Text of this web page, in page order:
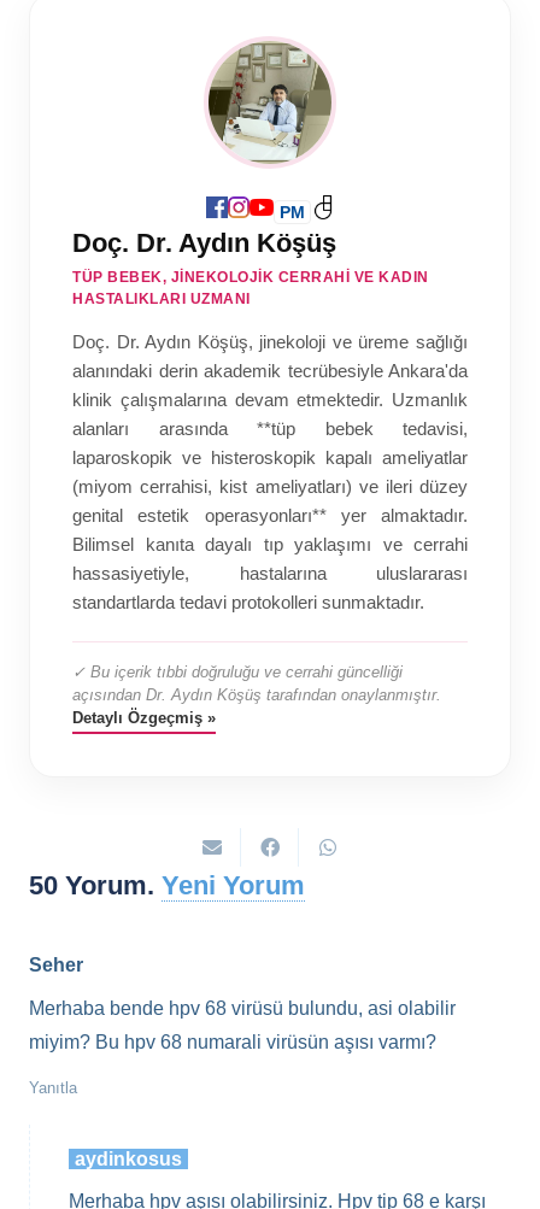
PM
Doç. Dr. Aydın Köşüş
TÜP BEBEK, JINEKOLOJIK CERRAHI VE KADIN
HASTALIKLARI UZMANI
Doç. Dr. Aydın Köşüş, jinekoloji ve üreme sağlığı
alanındaki derin akademik tecrübesiyle Ankara'da
klinik çalışmalarına devam etmektedir. Uzmanlık
alanları arasında **tüp bebek tedavisi,
laparoskopik ve histeroskopik kapalı ameliyatlar
(miyom cerrahisi, kist ameliyatları) ve ileri düzey
genital estetik operasyonları** yer almaktadır.
Bilimsel kanıta dayalı tıp yaklaşımı ve cerrahi
hassasiyetiyle, hastalarına uluslararası
standartlarda tedavi protokolleri sunmaktadır.
✓ Bu içerik tıbbi doğruluğu ve cerrahi güncelliği
açısından Dr. Aydın Köşüş tarafından onaylanmıştır.
Detaylı Özgeçmiş »
50 Yorum. Yeni Yorum
Seher
Merhaba bende hpv 68 virüsü bulundu, asi olabilir
miyim? Bu hpv 68 numarali virüsün aşısı varmı?
Yanıtla
aydinkosus
Merhaba hpv aşısı olabilirsiniz. Hpv tip 68 e karşı